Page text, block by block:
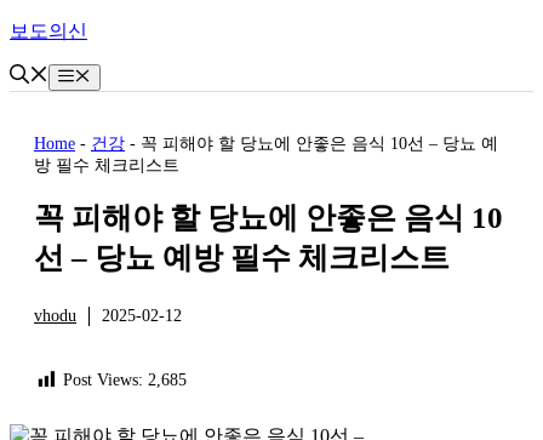
Skip
content
보도의신
Menu
Home - 건강 - 꼭 피해야 할 당뇨에 안좋은 음식 10선 – 당뇨 예
방 필수 체크리스트
꼭 피해야 할 당뇨에 안좋은 음식 10
선 – 당뇨 예방 필수 체크리스트
vhodu 2025-02-12
Post Views: 2,685